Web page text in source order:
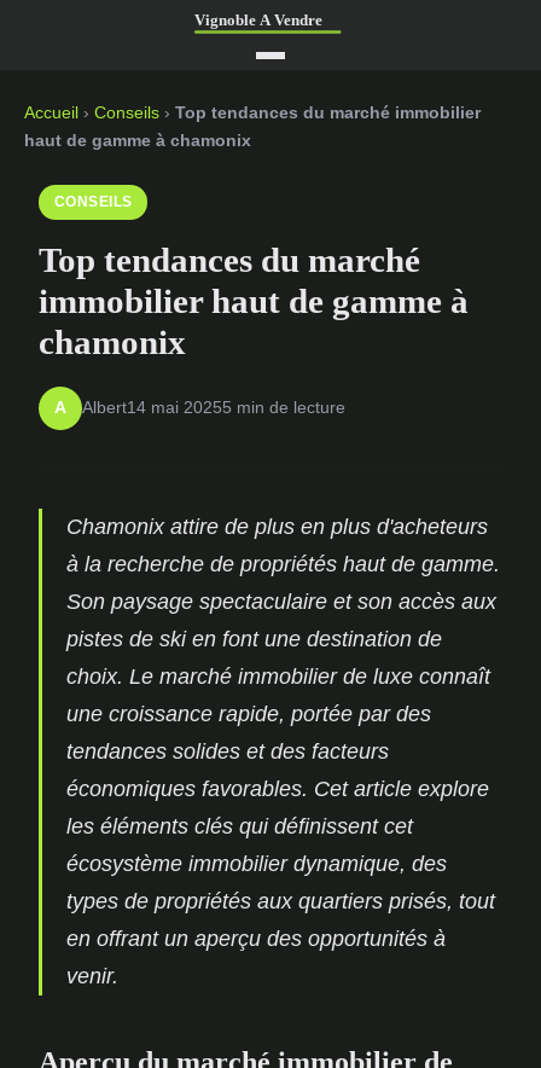
Accueil › Conseils › Top tendances du marché immobilier
haut de gamme à chamonix
CONSEILS
Top tendances du marché
immobilier haut de gamme à
chamonix
A Albert14 mai 20255 min de lecture
Chamonix attire de plus en plus d'acheteurs
à la recherche de propriétés haut de gamme.
Son paysage spectaculaire et son accès aux
pistes de ski en font une destination de
choix. Le marché immobilier de luxe connaît
une croissance rapide, portée par des
tendances solides et des facteurs
économiques favorables. Cet article explore
les éléments clés qui définissent cet
écosystème immobilier dynamique, des
types de propriétés aux quartiers prisés, tout
en offrant un aperçu des opportunités à
venir.